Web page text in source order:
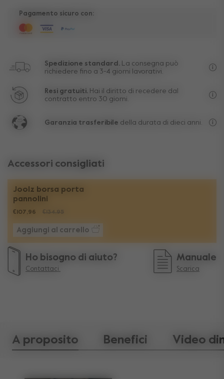
Pagamento sicuro con:
Spedizione standard.
La consegna può
richiedere fino a 3-4 giorni lavorativi.
Resi gratuiti. Hai il diritto di recedere dal
contratto entro 30 giorni.
Garanzia trasferibile della durata di dieci anni.
Accessori consigliati
Joolz borsa porta
pannolini
€107,96 €134,95
Aggiungi al carrello
Ho bisogno di aiuto?
Contattaci.
Manuale
Scarica
A proposito Benefici Video